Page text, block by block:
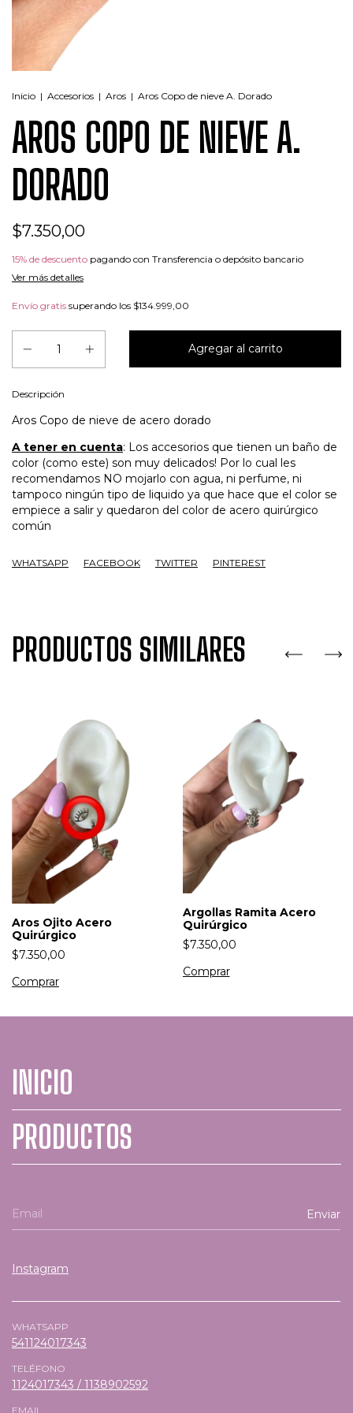
Inicio | Accesorios | Aros | Aros Copo de nieve A. Dorado
AROS COPO DE NIEVE A.
DORADO
$7.350,00
15% de descuento pagando con Transferencia o depósito bancario
Ver más detalles
Envío gratis superando los $134.999,00
Descripción
Aros Copo de nieve de acero dorado
A tener en cuenta: Los accesorios que tienen un baño de
color (como este) son muy delicados! Por lo cual les
recomendamos NO mojarlo con agua, ni perfume, ni
tampoco ningún tipo de liquido ya que hace que el color se
empiece a salir y quedaron del color de acero quirúrgico
común
WHATSAPP FACEBOOK TWITTER PINTEREST
PRODUCTOS SIMILARES
Aros Ojito Acero
Quirúrgico
$7.350,00
Argollas Ramita Acero
Quirúrgico
$7.350,00
INICIO
PRODUCTOS
Instagram
WHATSAPP
541124017343
TELÉFONO
1124017343 / 1138902592
EMAIL